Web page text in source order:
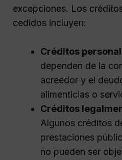
excepciones. Los
cedidos incluyen:
Créditos
dependen de la
acreedor y el
alimenticias o
Créditos
Algunos créditos
prestaciones
no pueden ser